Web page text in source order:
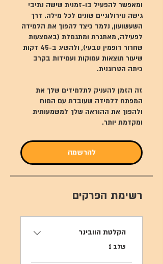
ומאפשר להפעיל בו-זמנית שישה נתיבי
גישה נוירולוגיים שונים לכל מילה. דרך
השעשועון, נלמד כיצד להפוך את הלמידה
לפעילה, מאתגרת ומתגמלת (באמצעות
שחרור דופמין טבעי), ולהשיג ב-45 דקות
שיעור תוצאות עמוקות ועמידות בקרב
זה הזמן להעניק לתלמידים שלך את
המפתח ללמידה שעובדת עם המוח
ולהפוך את ההוראה שלך למשמעותית
ומקדמת יותר.
להרשמה
רשימת הפרקים
הקלטת הוובינר
.שלב 1